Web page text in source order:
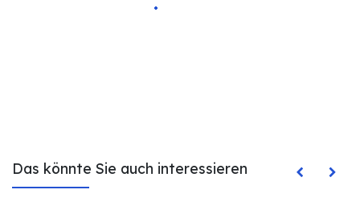
Das könnte Sie auch interessieren